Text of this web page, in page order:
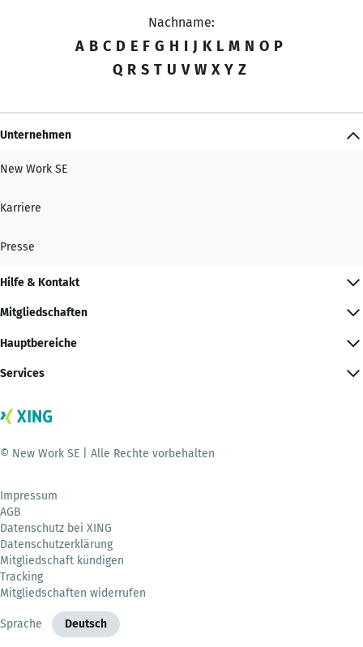
Nachname:
A B C D E F G H I J K L M N O P
Q R S T U V W X Y Z
Unternehmen
New Work SE
Karriere
Presse
Hilfe & Kontakt
Mitgliedschaften
Hauptbereiche
Services
© New Work SE | Alle Rechte vorbehalten
Impressum
AGB
Datenschutz bei XING
Datenschutzerklärung
Mitgliedschaft kündigen
Tracking
Mitgliedschaften widerrufen
Sprache Deutsch